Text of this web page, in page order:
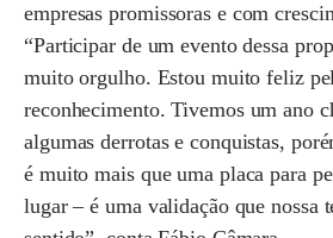
empresas promissoras e com
“Participar de um evento dessa
muito orgulho. Estou muito feliz
reconhecimento. Tivemos um ano
algumas derrotas e conquistas,
é muito mais que uma placa para
lugar – é uma validação que nossa